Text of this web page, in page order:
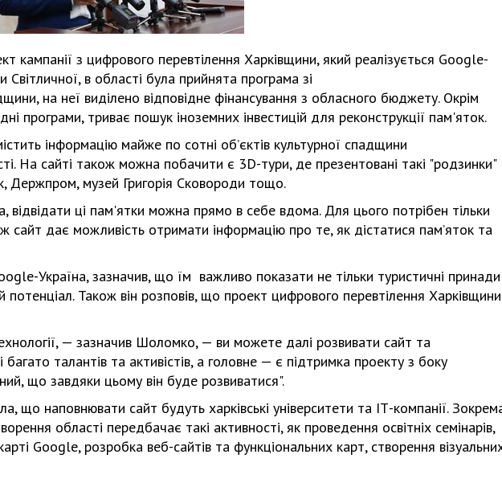
кампанії з цифрового перевтілення Харківщини, який реалізується Google-
в області була прийнята програма зі
на неї виділено відповідне фінансування з обласного бюджету. Окрім
програми, триває пошук іноземних інвестицій для реконструкції пам'яток.
інформацію майже по сотні об’єктів культурної спадщини
На сайті також можна побачити є 3D-тури, де презентовані такі "родзинки"
Держпром, музей Григорія Сковороди тощо.
відвідати ці пам'ятки можна прямо в себе вдома. Для цього потрібен тільки
дає можливість отримати інформацію про те, як дістатися пам’яток та
Україна, зазначив, що їм важливо показати не тільки туристичні принади
потенціал. Також він розповів, що проект цифрового перевтілення Харківщини
— зазначив Шоломко, — ви можете далі розвивати сайт та
талантів та активістів, а головне — є підтримка проекту з боку
що завдяки цьому він буде розвиватися".
що наповнювати сайт будуть харківські університети та ІТ-компанії.
області передбачає такі активності, як проведення освітніх семінарів,
Google, розробка веб-сайтів та функціональних карт, створення